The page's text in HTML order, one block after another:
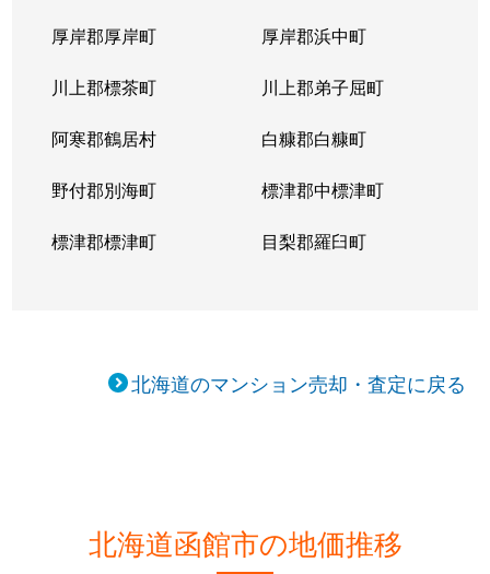
厚岸郡厚岸町 厚岸郡浜中町
川上郡標茶町 川上郡弟子屈町
阿寒郡鶴居村 白糠郡白糠町
野付郡別海町 標津郡中標津町
標津郡標津町 目梨郡羅臼町
北海道のマンション売却・査定に戻る
北海道函館市の地価推移